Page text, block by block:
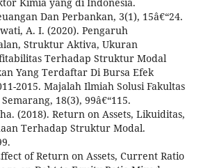
Dan Perbankan, 3(1), 15â€“24.
A. I. (2020). Pengaruh
Struktur Aktiva, Ukuran
Terhadap Struktur Modal
Yang Terdaftar Di Bursa Efek
2015. Majalah Ilmiah Solusi Fakultas
18(3), 99â€“115.
(2018). Return on Assets, Likuiditas,
Terhadap Struktur Modal.
of Return on Assets, Current Ratio